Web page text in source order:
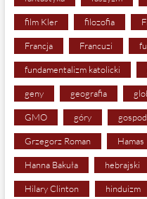
film Kler filozofia
Francja Francuzi
fundamentalizm katolicki
geny geografia
GMO góry
Grzegorz Roman Hamas
Hanna Bakuła hebrajski
Hilary Clinton hinduizm